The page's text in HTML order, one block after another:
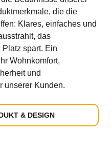
die die
Klares, einfaches und
das
spart. Ein
Wohnkomfort,
und
unserer Kunden.
& DESIGN